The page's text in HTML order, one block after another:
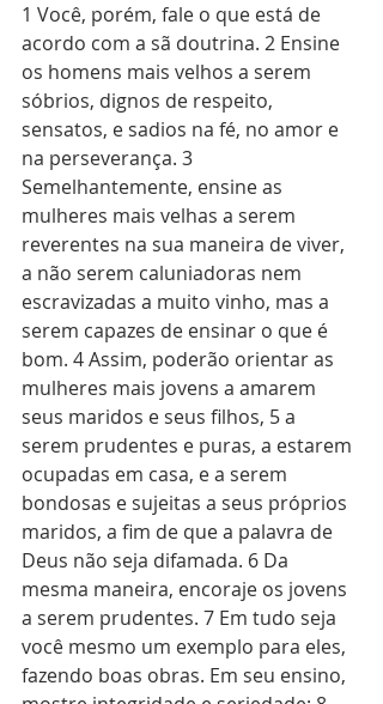
1 Você, porém, fale o que está de
acordo com a sã doutrina. 2 Ensine
os homens mais velhos a serem
sóbrios, dignos de respeito,
sensatos, e sadios na fé, no amor e
na perseverança. 3
Semelhantemente, ensine as
mulheres mais velhas a serem
reverentes na sua maneira de viver,
a não serem caluniadoras nem
escravizadas a muito vinho, mas a
serem capazes de ensinar o que é
bom. 4 Assim, poderão orientar as
mulheres mais jovens a amarem
seus maridos e seus filhos, 5 a
serem prudentes e puras, a estarem
ocupadas em casa, e a serem
bondosas e sujeitas a seus próprios
maridos, a fim de que a palavra de
Deus não seja difamada. 6 Da
mesma maneira, encoraje os jovens
a serem prudentes. 7 Em tudo seja
você mesmo um exemplo para eles,
fazendo boas obras. Em seu ensino,